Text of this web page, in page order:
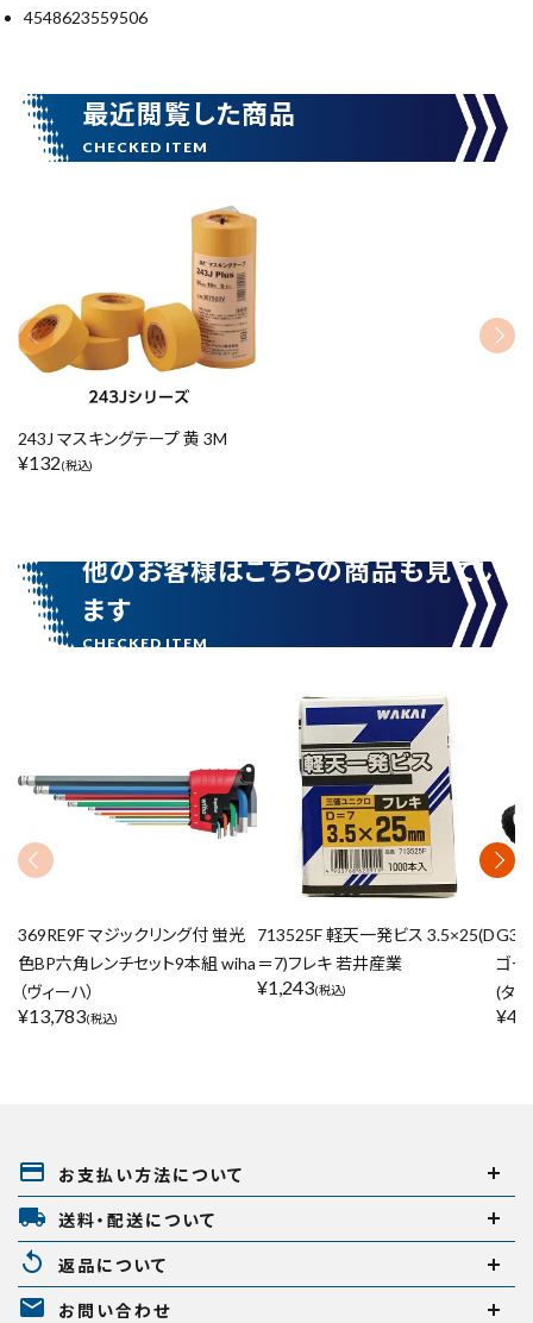
カテゴリーから探す ブランドから探す
在庫のない商品を表示しない
リセット
4548623559506
最近閲覧した商品
243J マスキングテープ 黄 3M
¥132(税込)
他のお客様はこちらの商品も見てい
ます
369RE9F マジックリング付 蛍光
色BP六角レンチセット9本組 wiha
（ヴィーハ）
¥13,783(税込)
713525F 軽天一発ビス 3.5×25(D
＝7)フレキ 若井産業
¥1,243(税込)
ゴー
(タ
¥
payment お支払い方法について
local_shipping 送料・配送について
replay 返品について
mail お問い合わせ